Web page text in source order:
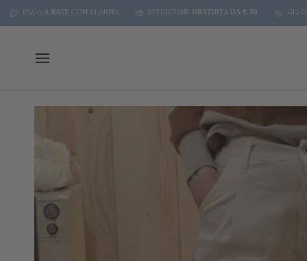
SkipA RATECON KLARNA SPEDIZIONEGRATUITA DA € 89 GLI ORDINI